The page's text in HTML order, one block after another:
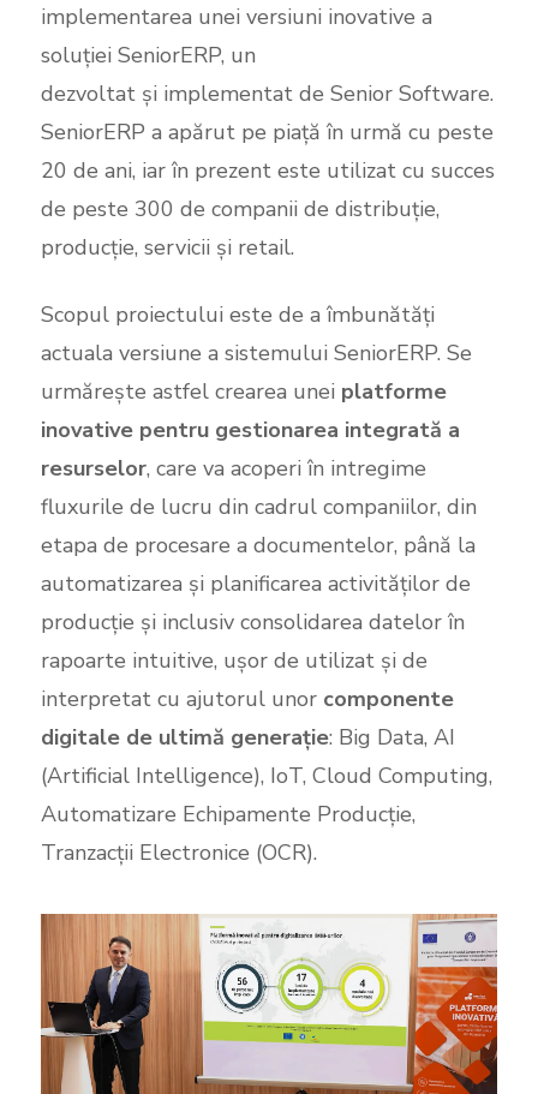
implementarea unei versiuni inovative a
soluției SeniorERP, un
dezvoltat și implementat de Senior Software.
SeniorERP a apărut pe piață în urmă cu peste
20 de ani, iar în prezent este utilizat cu succes
de peste 300 de companii de distribuție,
producție, servicii și retail.
Scopul proiectului este de a îmbunătăți
actuala versiune a sistemului SeniorERP. Se
urmărește astfel crearea unei platforme
inovative pentru gestionarea integrată a
resurselor, care va acoperi în intregime
fluxurile de lucru din cadrul companiilor, din
etapa de procesare a documentelor, până la
automatizarea și planificarea activităților de
producție și inclusiv consolidarea datelor în
rapoarte intuitive, ușor de utilizat și de
interpretat cu ajutorul unor componente
digitale de ultimă generație: Big Data, AI
(Artificial Intelligence), IoT, Cloud Computing,
Automatizare Echipamente Producție,
Tranzacții Electronice (OCR).